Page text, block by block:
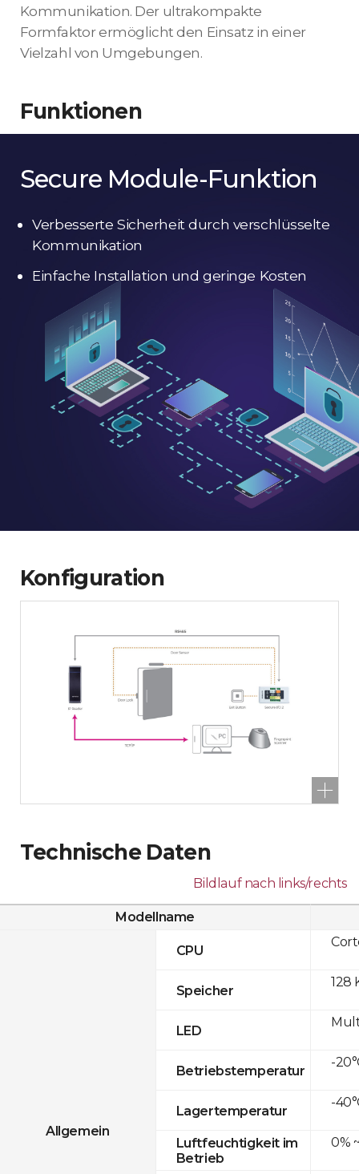
Kommunikation. Der ultrakompakte
Formfaktor ermöglicht den Einsatz in einer
Vielzahl von Umgebungen.
Funktionen
Secure Module-Funktion
Verbesserte Sicherheit durch verschlüsselte
Kommunikation
Einfache Installation und geringe Kosten
Konfiguration
Technische Daten
Bildlauf nach links/rechts
Modellname
Allgemein
CPU
Speicher
LED
Betriebstemperatur
Lagertemperatur
Luftfeuchtigkeit im
Betrieb
128
-
-
0%